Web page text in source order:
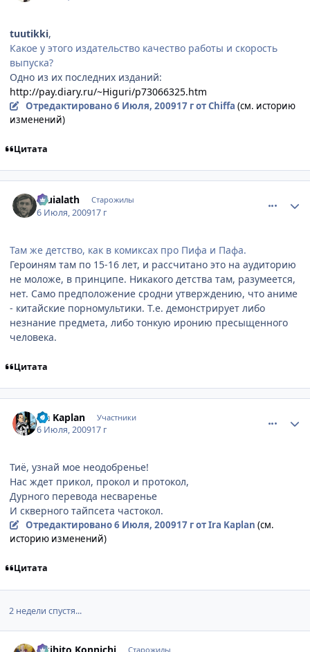
tuutikki,
Какое у этого издательство качество работы и скорость
выпуска?
Одно из их последних изданий:
http://pay.diary.ru/~Higuri/p73066325.htm
Отредактировано6 Июля, 200917 гот Chiffa (см. историю
изменений)
Цитата
Eruialath Старожилы
6 Июля, 200917 г
Там же детство, как в комиксах про Пифа и Пафа.
Героиням там по 15-16 лет, и рассчитано это на аудиторию
не моложе, в принципе. Никакого детства там, разумеется,
нет. Само предположение сродни утверждению, что аниме
- китайские порномультики. Т.е. демонстрирует либо
незнание предмета, либо тонкую иронию пресыщенного
человека.
Цитата
Ira Kaplan Участники
6 Июля, 200917 г
Тиё, узнай мое неодобренье!
Нас ждет прикол, прокол и протокол,
Дурного перевода несваренье
И скверного тайпсета частокол.
Отредактировано6 Июля, 200917 гот Ira Kaplan (см.
историю изменений)
Цитата
2 недели спустя...
Старожилы